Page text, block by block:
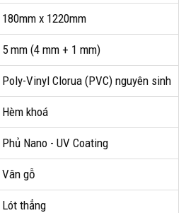
180mm x 1220mm
5 mm (4 mm + 1 mm)
Poly-Vinyl Clorua (PVC) nguyên sinh
Hèm khoá
Phủ Nano - UV Coating
Vân gỗ
Lót thẳng